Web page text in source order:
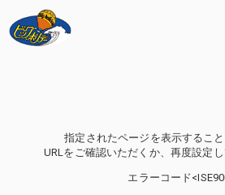
指定されたページを表示すること
URLをご確認いただくか、再度設定し
エラーコード